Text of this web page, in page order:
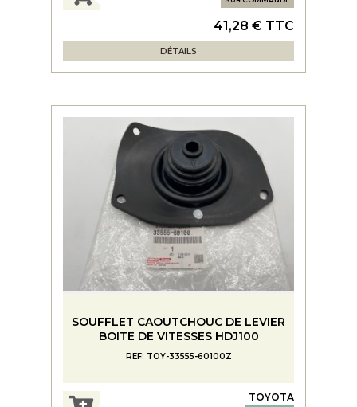
41,28 € TTC
DÉTAILS
SOUFFLET CAOUTCHOUC DE LEVIER
BOITE DE VITESSES HDJ100
REF: TOY-33555-60100Z
TOYOTA